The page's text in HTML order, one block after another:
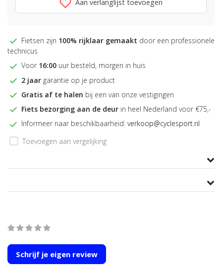
Aan verlanglijst toevoegen
Fietsen zijn 100% rijklaar gemaakt door een professionele
technicus
Voor 16:00 uur besteld, morgen in huis
2 jaar garantie op je product
Gratis af te halen bij een van onze vestigingen
Fiets bezorging aan de deur in heel Nederland voor €75,-
Informeer naar beschikbaarheid: verkoop@cyclesport.nl
Toevoegen aan vergelijking
Schrijf je eigen review